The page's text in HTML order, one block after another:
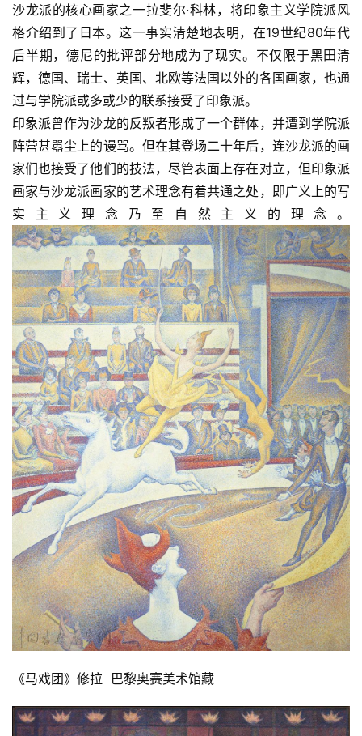
沙龙派的核心画家之一拉斐尔·科林，将印象主义学院派风
格介绍到了日本。这一事实清楚地表明，在19世纪80年代
后半期，德尼的批评部分地成为了现实。不仅限于黑田清
辉，德国、瑞士、英国、北欧等法国以外的各国画家，也通
过与学院派或多或少的联系接受了印象派。
印象派曾作为沙龙的反叛者形成了一个群体，并遭到学院派
阵营甚嚣尘上的谩骂。但在其登场二十年后，连沙龙派的画
家们也接受了他们的技法，尽管表面上存在对立，但印象派
画家与沙龙派画家的艺术理念有着共通之处，即广义上的写
实主义理念乃至自然主义的理念。
《马戏团》修拉  巴黎奥赛美术馆藏